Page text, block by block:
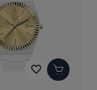
favorite_border